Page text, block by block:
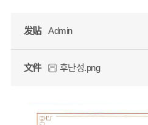
发贴 Admin
文件 후난성.png